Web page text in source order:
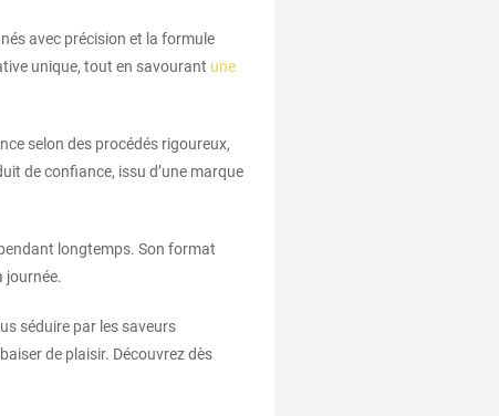
avec précision et la formule
unique, tout en savourant une
selon des procédés rigoureux,
de confiance, issu d’une marque
longtemps. Son format
journée.
séduire par les saveurs
de plaisir. Découvrez dès